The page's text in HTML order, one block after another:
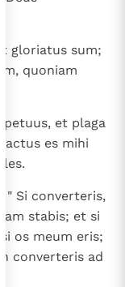
gloriatus sum;
quoniam
et plaga
es mihi
" Si converteris,
stabis; et si
os meum eris;
converteris ad